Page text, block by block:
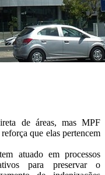
de áreas, mas MPF
que elas pertencem
atuado em processos
para preservar o